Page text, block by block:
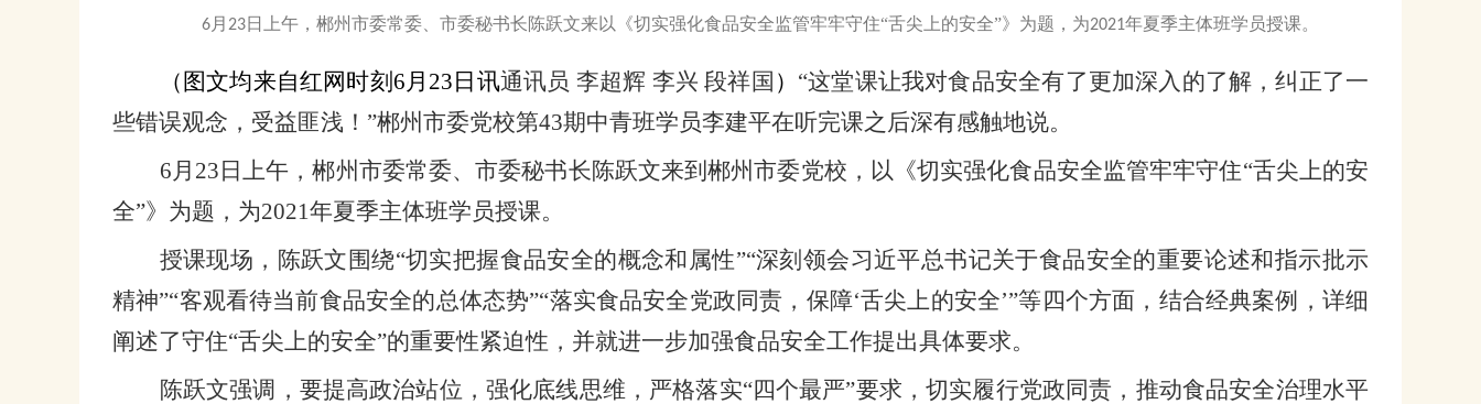
6月 23日上午，郴州市委常委、市委秘书长陈跃文来以《切实强化食品安全监管牢牢守住“舌尖上的安全”》为题，为2021年夏季主体班学员授课。
（图文均来自红网时刻 6月 23 日讯通讯员 李超辉 李兴 段祥国 ） “这堂课让我对食品安全有了更加深入的了解，纠正了一
些错误观念，受益匪浅！”郴州市委党校第43期中青班学员李建平在听完课之后深有感触地说。
6月 23 日上午，郴州市委常委、市委秘书长陈跃文来到郴州市委党校，以《切实强化食品安全监管牢牢守住“舌尖上的安
全”》为题，为2021年夏季主体班学员授课。
授课现场，陈跃文围绕“切实把握食品安全的概念和属性”“深刻领会习近平总书记关于食品安全的重要论述和指示批示
精神”“客观看待当前食品安全的总体态势”“落实食品安全党政同责，保障‘舌尖上的安全’”等四个方面，结合经典案例，详细
阐述了守住“舌尖上的安全”的重要性紧迫性，并就进一步加强食品安全工作提出具体要求。
陈跃文强调，要提高政治站位，强化底线思维，严格落实“四个最严”要求，切实履行党政同责，推动食品安全治理水平